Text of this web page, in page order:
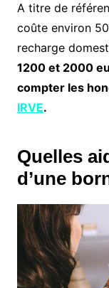
A titre de
coûte environ
recharge
1200 et 2000
compter les
IRVE.
Quelles
d’une